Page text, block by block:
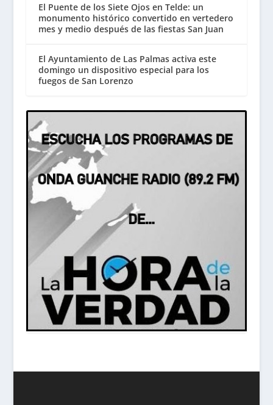
El Puente de los Siete Ojos en Telde: un
monumento histórico convertido en vertedero
mes y medio después de las fiestas San Juan
El Ayuntamiento de Las Palmas activa este
domingo un dispositivo especial para los
fuegos de San Lorenzo